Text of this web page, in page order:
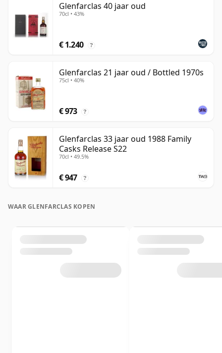
Glenfarclas 40 jaar oud
70cl • 43%
€ 1.240 ?
Glenfarclas 21 jaar oud / Bottled 1970s
75cl • 40%
€ 973 ?
Glenfarclas 33 jaar oud 1988 Family
Casks Release S22
70cl • 49.5%
€ 947 ?
WAAR GLENFARCLAS KOPEN